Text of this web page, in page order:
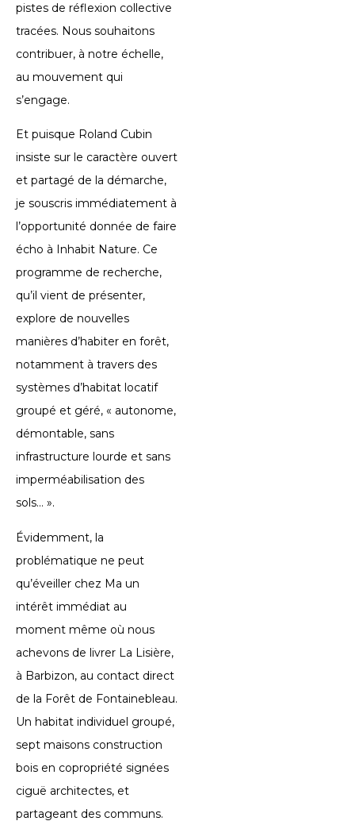
pistes de réflexion collective
tracées. Nous souhaitons
contribuer, à notre échelle,
au mouvement qui
s’engage.
Et puisque Roland Cubin
insiste sur le caractère ouvert
et partagé de la démarche,
je souscris immédiatement à
l’opportunité donnée de faire
écho à Inhabit Nature. Ce
programme de recherche,
qu’il vient de présenter,
explore de nouvelles
manières d’habiter en forêt,
notamment à travers des
systèmes d’habitat locatif
groupé et géré, « autonome,
démontable, sans
infrastructure lourde et sans
imperméabilisation des
sols… ».
Évidemment, la
problématique ne peut
qu’éveiller chez Ma un
intérêt immédiat au
moment même où nous
achevons de livrer La Lisière,
à Barbizon, au contact direct
de la Forêt de Fontainebleau.
Un habitat individuel groupé,
sept maisons construction
bois en copropriété signées
ciguë architectes, et
partageant des communs.